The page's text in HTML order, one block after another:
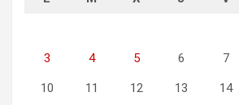
3 4 5 6 7
10 11 12 13 14